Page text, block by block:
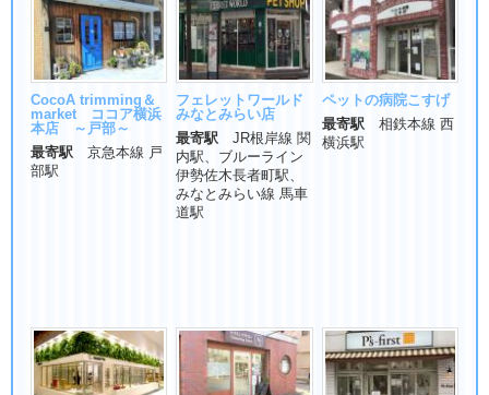
CocoA trimming＆
market ココア横浜
本店 ～戸部～
最寄駅
京急本線 戸
部駅
フェレットワールド
みなとみらい店
最寄駅
JR根岸線 関
内駅、ブルーライン
伊勢佐木長者町駅、
みなとみらい線 馬車
道駅
ペットの病院こすげ
最寄駅
相鉄本線 西
横浜駅